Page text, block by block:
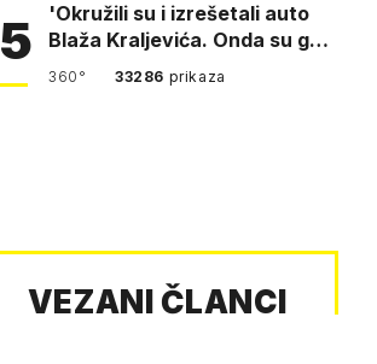
5
'Okružili su i izrešetali auto
Blaža Kraljevića. Onda su ga
vukli po cesti'
360° 33286 prikaza
VEZANI ČLANCI